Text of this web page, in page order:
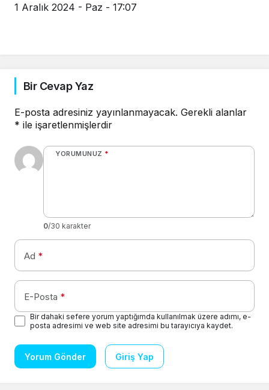
1 Aralık 2024 - Paz - 17:07
Bir Cevap Yaz
E-posta adresiniz yayınlanmayacak. Gerekli alanlar
* ile işaretlenmişlerdir
YORUMUNUZ *
0/30 karakter
Ad *
E-Posta *
Bir dahaki sefere yorum yaptığımda kullanılmak üzere adımı, e-
posta adresimi ve web site adresimi bu tarayıcıya kaydet.
Yorum Gönder Giriş Yap